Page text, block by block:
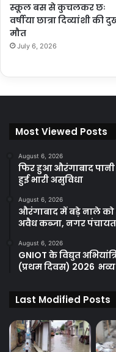
स्कूल बस से कुचलकर छः
वर्षीया छात्रा दिव्यांशी की
मौत
July 6, 2026
Most Viewed Posts
August 6, 2026
फिर हुआ औरंगाबाद पानी
हुई भारी असुविधा
August 6, 2026
औरंगाबाद में बड़े नाले को
अवैध कब्जा, नगर पंचायत
August 6, 2026
GNIOT के विद्युत
(प्रथम दिवस) 2026
Last Modified Posts